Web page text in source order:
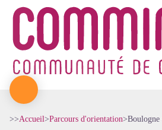
>>Accueil>Parcours d'orientation>Boulogne